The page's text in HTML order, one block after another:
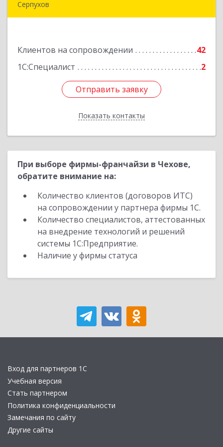
Серпухов
Клиентов на сопровождении
42
1С:Специалист
2
Отправить заявку
Показать контакты
Подробнее
Отправить заявку
Назад
При выборе фирмы-франчайзи в Чехове,
обратите внимание на:
Количество клиентов (договоров ИТС)
на сопровождении у партнера фирмы 1С.
Количество специалистов, аттестованных
на внедрение технологий и решений
системы 1С:Предприятие.
Наличие у фирмы статуса
Вход для партнеров 1С
Учебная версия
Стать партнером
Политика конфиденциальности
Замечания по сайту
Другие сайты